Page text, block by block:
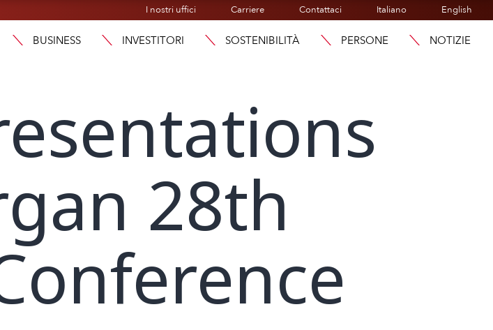
I nostri uffici Carriere Contattaci Italiano English
BUSINESS INVESTITORI SOSTENIBILITÀ PERSONE NOTIZIE
28th